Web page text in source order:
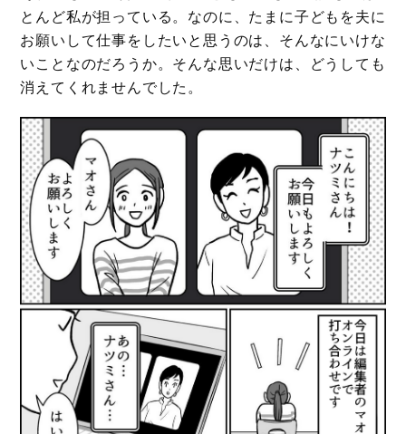
とんど私が担っている。なのに、たまに子どもを夫に
お願いして仕事をしたいと思うのは、そんなにいけな
いことなのだろうか。そんな思いだけは、どうしても
消えてくれませんでした。